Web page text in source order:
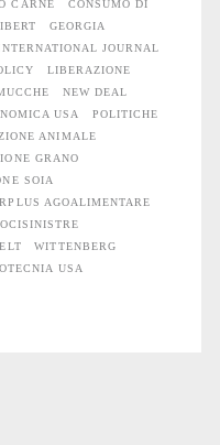
CARNE
CONSUMO DI
GEORGIA
JOURNAL
LIBERAZIONE
NEW DEAL
USA
POLITICHE
ANIMALE
GRANO
SOIA
AGOALIMENTARE
WITTENBERG
USA